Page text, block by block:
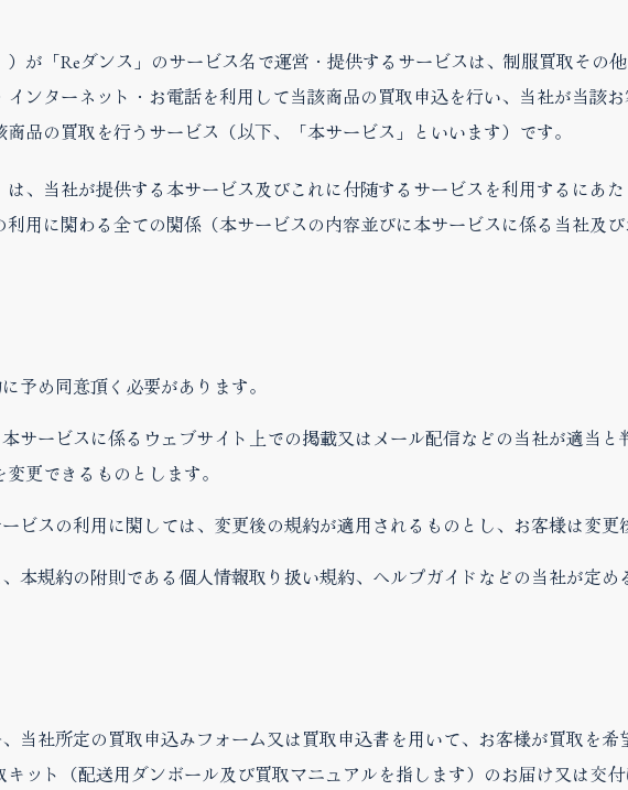
が「Reダンス」のサービス名で運営・提供するサービスは、制服買取その
インターネット・お電話を利用して当該商品の買取申込を行い、当社が当該
品の買取を行うサービス（以下、「本サービス」といいます）です。
、当社が提供する本サービス及びこれに付随するサービスを利用するにあ
用に関わる全ての関係（本サービスの内容並びに本サービスに係る当社及
予め同意頂く必要があります。
サービスに係るウェブサイト上での掲載又はメール配信などの当社が適当
更できるものとします。
ビスの利用に関しては、変更後の規約が適用されるものとし、お客様は変更
本規約の附則である個人情報取り扱い規約、ヘルプガイドなどの当社が定
当社所定の買取申込みフォーム又は買取申込書を用いて、お客様が買取を
ット（配送用ダンボール及び買取マニュアルを指します）のお届け又は交